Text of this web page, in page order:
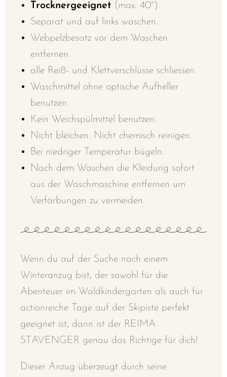
Trocknergeeignet (max. 40°)
Separat und auf links waschen.
Webpelzbesatz vor dem Waschen
entfernen.
alle Reiß- und Klettverschlüsse schliessen
Waschmittel ohne optische Aufheller
benutzen.
Kein Weichspülmittel benutzen.
Nicht bleichen. Nicht chemisch reinigen.
Bei niedriger Temperatur bügeln.
Nach dem Waschen die Kleidung sofort
aus der Waschmaschine entfernen um
Verfärbungen zu vermeiden.
Wenn du auf der Suche nach einem
Winteranzug bist, der sowohl für die
Abenteuer im Waldkindergarten als auch für
actionreiche Tage auf der Skipiste perfekt
geeignet ist, dann ist der REIMA
STAVENGER genau das Richtige für dich!
Dieser Anzug überzeugt durch seine